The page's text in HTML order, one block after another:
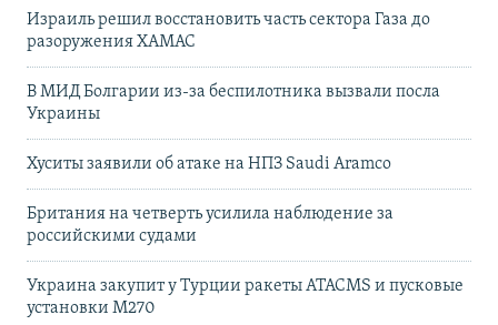
Израиль решил восстановить часть сектора Газа до
разоружения ХАМАС
В МИД Болгарии из-за беспилотника вызвали посла
Украины
Хуситы заявили об атаке на НПЗ Saudi Aramco
Британия на четверть усилила наблюдение за
российскими судами
Украина закупит у Турции ракеты ATACMS и пусковые
установки M270